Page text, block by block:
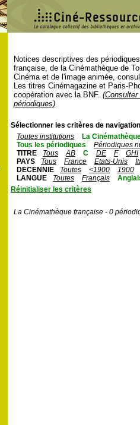
Notices descriptives des
française, de la Cinémathèque de
Cinéma et de l'image animée,
Les titres Cinémagazine et Paris-
coopération avec la BNF.
périodiques)
Sélectionner les critères de
Toutes institutions
La
Tous les périodiques
Périodiques
TITRE
Tous AB C DE F
GHI
PAYS
Tous France Etats-Unis
DECENNIE
Toutes <1900
1900
LANGUE
Toutes Français
Réinitialiser les critères
La Cinémathèque française - 0